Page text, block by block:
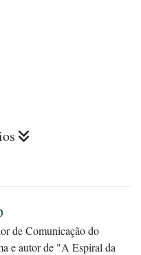
de Comunicação do
e autor de "A Espiral da